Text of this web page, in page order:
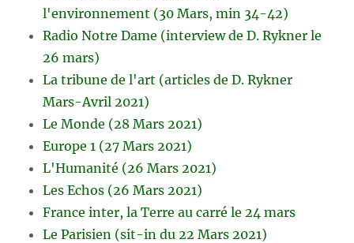
l'environnement (30 Mars, min 34-42)
Radio Notre Dame (interview de D. Rykner le
26 mars)
La tribune de l'art (articles de D. Rykner
Mars-Avril 2021)
Le Monde (28 Mars 2021)
Europe 1 (27 Mars 2021)
L'Humanité (26 Mars 2021)
Les Echos (26 Mars 2021)
France inter, la Terre au carré le 24 mars
Le Parisien (sit-in du 22 Mars 2021)